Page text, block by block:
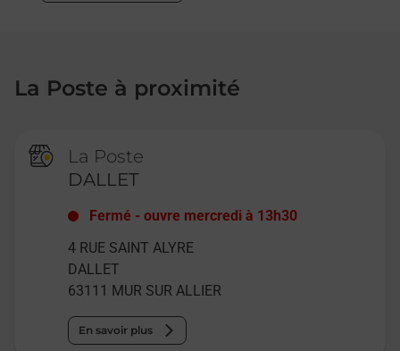
La Poste à proximité
La Poste
DALLET
Fermé -ouvre mercredi à 13h30
4 RUE SAINT ALYRE
DALLET
63111 MUR SUR ALLIER
En savoir plus